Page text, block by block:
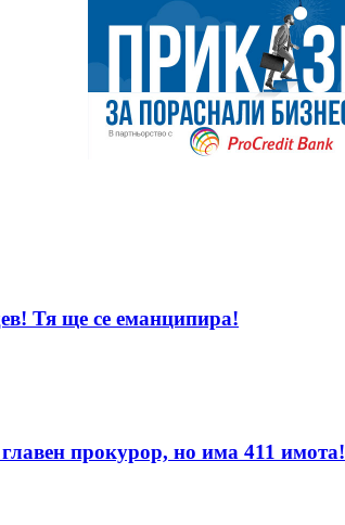
Тя ще се еманципира!
прокурор, но има 411 имота!